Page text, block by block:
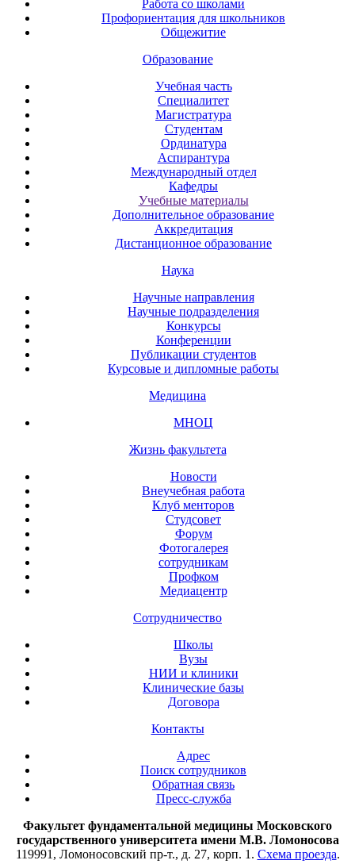
Работа со школами
Профориентация для школьников
Общежитие
Образование
Учебная часть
Специалитет
Магистратура
Студентам
Ординатура
Аспирантура
Международный отдел
Кафедры
Учебные материалы
Дополнительное образование
Аккредитация
Дистанционное образование
Наука
Научные направления
Научные подразделения
Конкурсы
Конференции
Публикации студентов
Курсовые и дипломные работы
Медицина
МНОЦ
Жизнь факультета
Новости
Внеучебная работа
Клуб менторов
Студсовет
Форум
Фотогалерея
сотрудникам
Профком
Медиацентр
Сотрудничество
Школы
Вузы
НИИ и клиники
Клинические базы
Договора
Контакты
Адрес
Поиск сотрудников
Обратная связь
Пресс-служба
Факультет фундаментальной медицины Московского
государственного университета имени М.В. Ломоносова
119991, Ломоносовский пр-т., д. 27, корп. 1. Схема проезда.